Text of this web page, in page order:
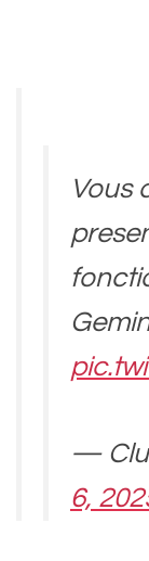
Vous
—
6,